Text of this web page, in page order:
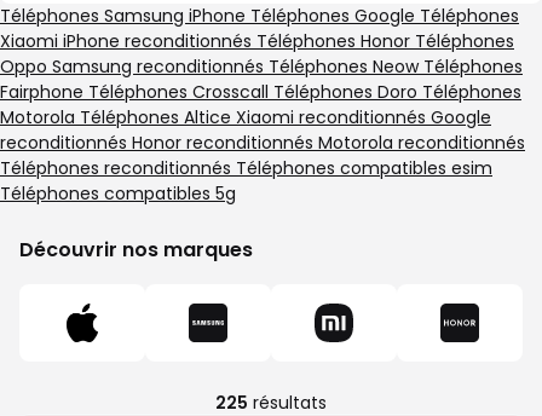
5G+
Téléphones Samsung iPhone Téléphones Google Téléphones
Xiaomi iPhone reconditionnés Téléphones Honor Téléphones
Oppo Samsung reconditionnés Téléphones Neow Téléphones
Fairphone Téléphones Crosscall Téléphones Doro Téléphones
Motorola Téléphones Altice Xiaomi reconditionnés Google
reconditionnés Honor reconditionnés Motorola reconditionnés
Téléphones reconditionnés Téléphones compatibles esim
Téléphones compatibles 5g
Découvrir nos marques
produits
Apple
produits
Samsung
produits
Xiaomi
produits
Honor
225 résultats